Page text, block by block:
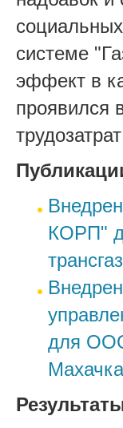
системе
эффект в
проявился
КОРП"
для